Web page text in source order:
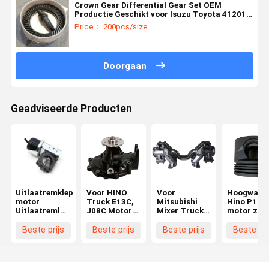
Crown Gear Differential Gear Set OEM
Productie Geschikt voor Isuzu Toyota 41201-
80181 41201-80204 41201-69815 20CrMnTi
Price： 200pcs/size
Doorgaan
Geadviseerde Producten
Uitlaatremklep
motor
Uitlaatremluchtrem
700P 8-
Beste prijs
Voor HINO
Truck E13C,
J08C Motor
16100-3467
Beste prijs
Voor
Mitsubishi
Mixer Truck
Balance
Beste prijs
Hino P11C
motor
zuiger
Beste